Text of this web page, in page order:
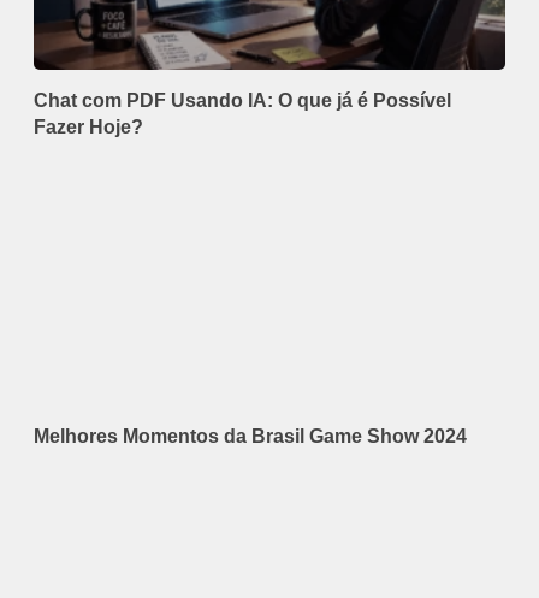
Chat com PDF Usando IA: O que já é Possível
Fazer Hoje?
Melhores Momentos da Brasil Game Show 2024